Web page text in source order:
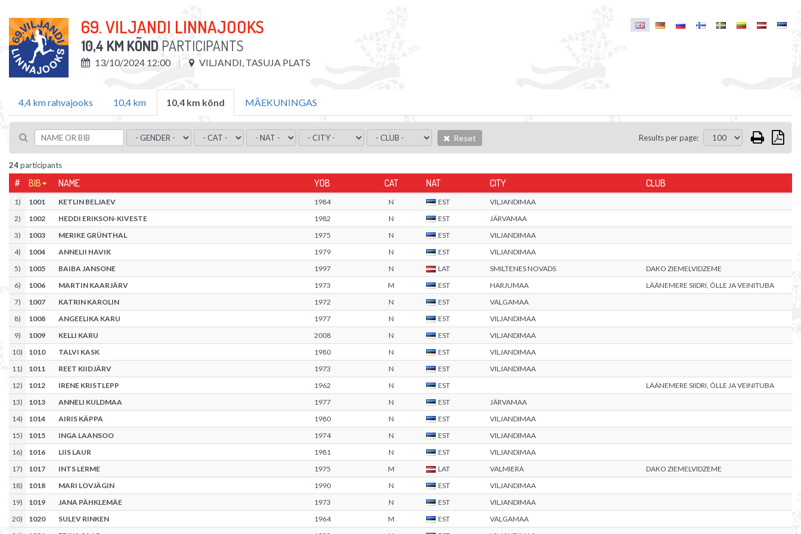
69. VILJANDI LINNAJOOKS
10,4 KM KÕND PARTICIPANTS
13/10/2024 12:00 VILJANDI, TASUJA PLATS
4,4 km rahvajooks 10,4 km 10,4 km kõnd MÄEKUNINGAS
Reset Results per page:
24participants
# BIB NAME YOB CAT NAT CITY CLUB
1) 1001 KETLIN BELJAEV 1984 N EST
VILJANDIMAA
2) 1002 HEDDI ERIKSON-KIVESTE 1982 N EST
JÄRVAMAA
3) 1003 MERIKE GRÜNTHAL 1975 N EST
VILJANDIMAA
4) 1004 ANNELII HAVIK 1979 N EST
VILJANDIMAA
5) 1005 BAIBA JANSONE 1997 N LAT SMILTENES NOVADS
DAKO ZIEMELVIDZEME
6) 1006 MARTIN KAARJÄRV 1973 M EST HARJUMAA
LÄÄNEMERE SIIDRI, ÕLLE JA VEINITUBA
7) 1007 KATRIN KAROLIN 1972 N EST
VALGAMAA
8) 1008 ANGEELIKA KARU 1977 N EST
VILJANDIMAA
9) 1009 KELLI KARU 2008 N EST
VILJANDIMAA
10) 1010 TALVI KASK 1980 N EST
VILJANDIMAA
11) 1011 REET KIIDJÄRV 1973 N EST
VILJANDIMAA
12) 1012 IRENE KRISTLEPP 1962 N EST
LÄÄNEMERE SIIDRI, ÕLLE JA VEINITUBA
13) 1013 ANNELI KULDMAA 1977 N EST
JÄRVAMAA
14) 1014 AIRIS KÄPPA 1980 N EST
VILJANDIMAA
15) 1015 INGA LAANSOO 1974 N EST
VILJANDIMAA
16) 1016 LIIS LAUR 1981 N EST
VILJANDIMAA
17) 1017 INTS LERME 1975 M LAT VALMIERA
DAKO ZIEMELVIDZEME
18) 1018 MARI LOVJÄGIN 1990 N EST
VILJANDIMAA
19) 1019 JANA PÄHKLEMÄE 1973 N EST
VILJANDIMAA
20) 1020 SULEV RINKEN 1964 M EST
VALGAMAA